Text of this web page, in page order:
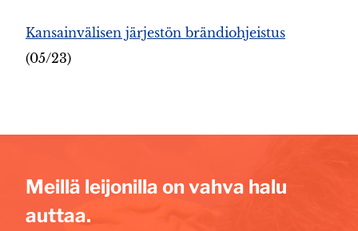
Kansainvälisen järjestön brändiohjeistus
(05/23)
Meillä leijonilla on vahva halu
auttaa.